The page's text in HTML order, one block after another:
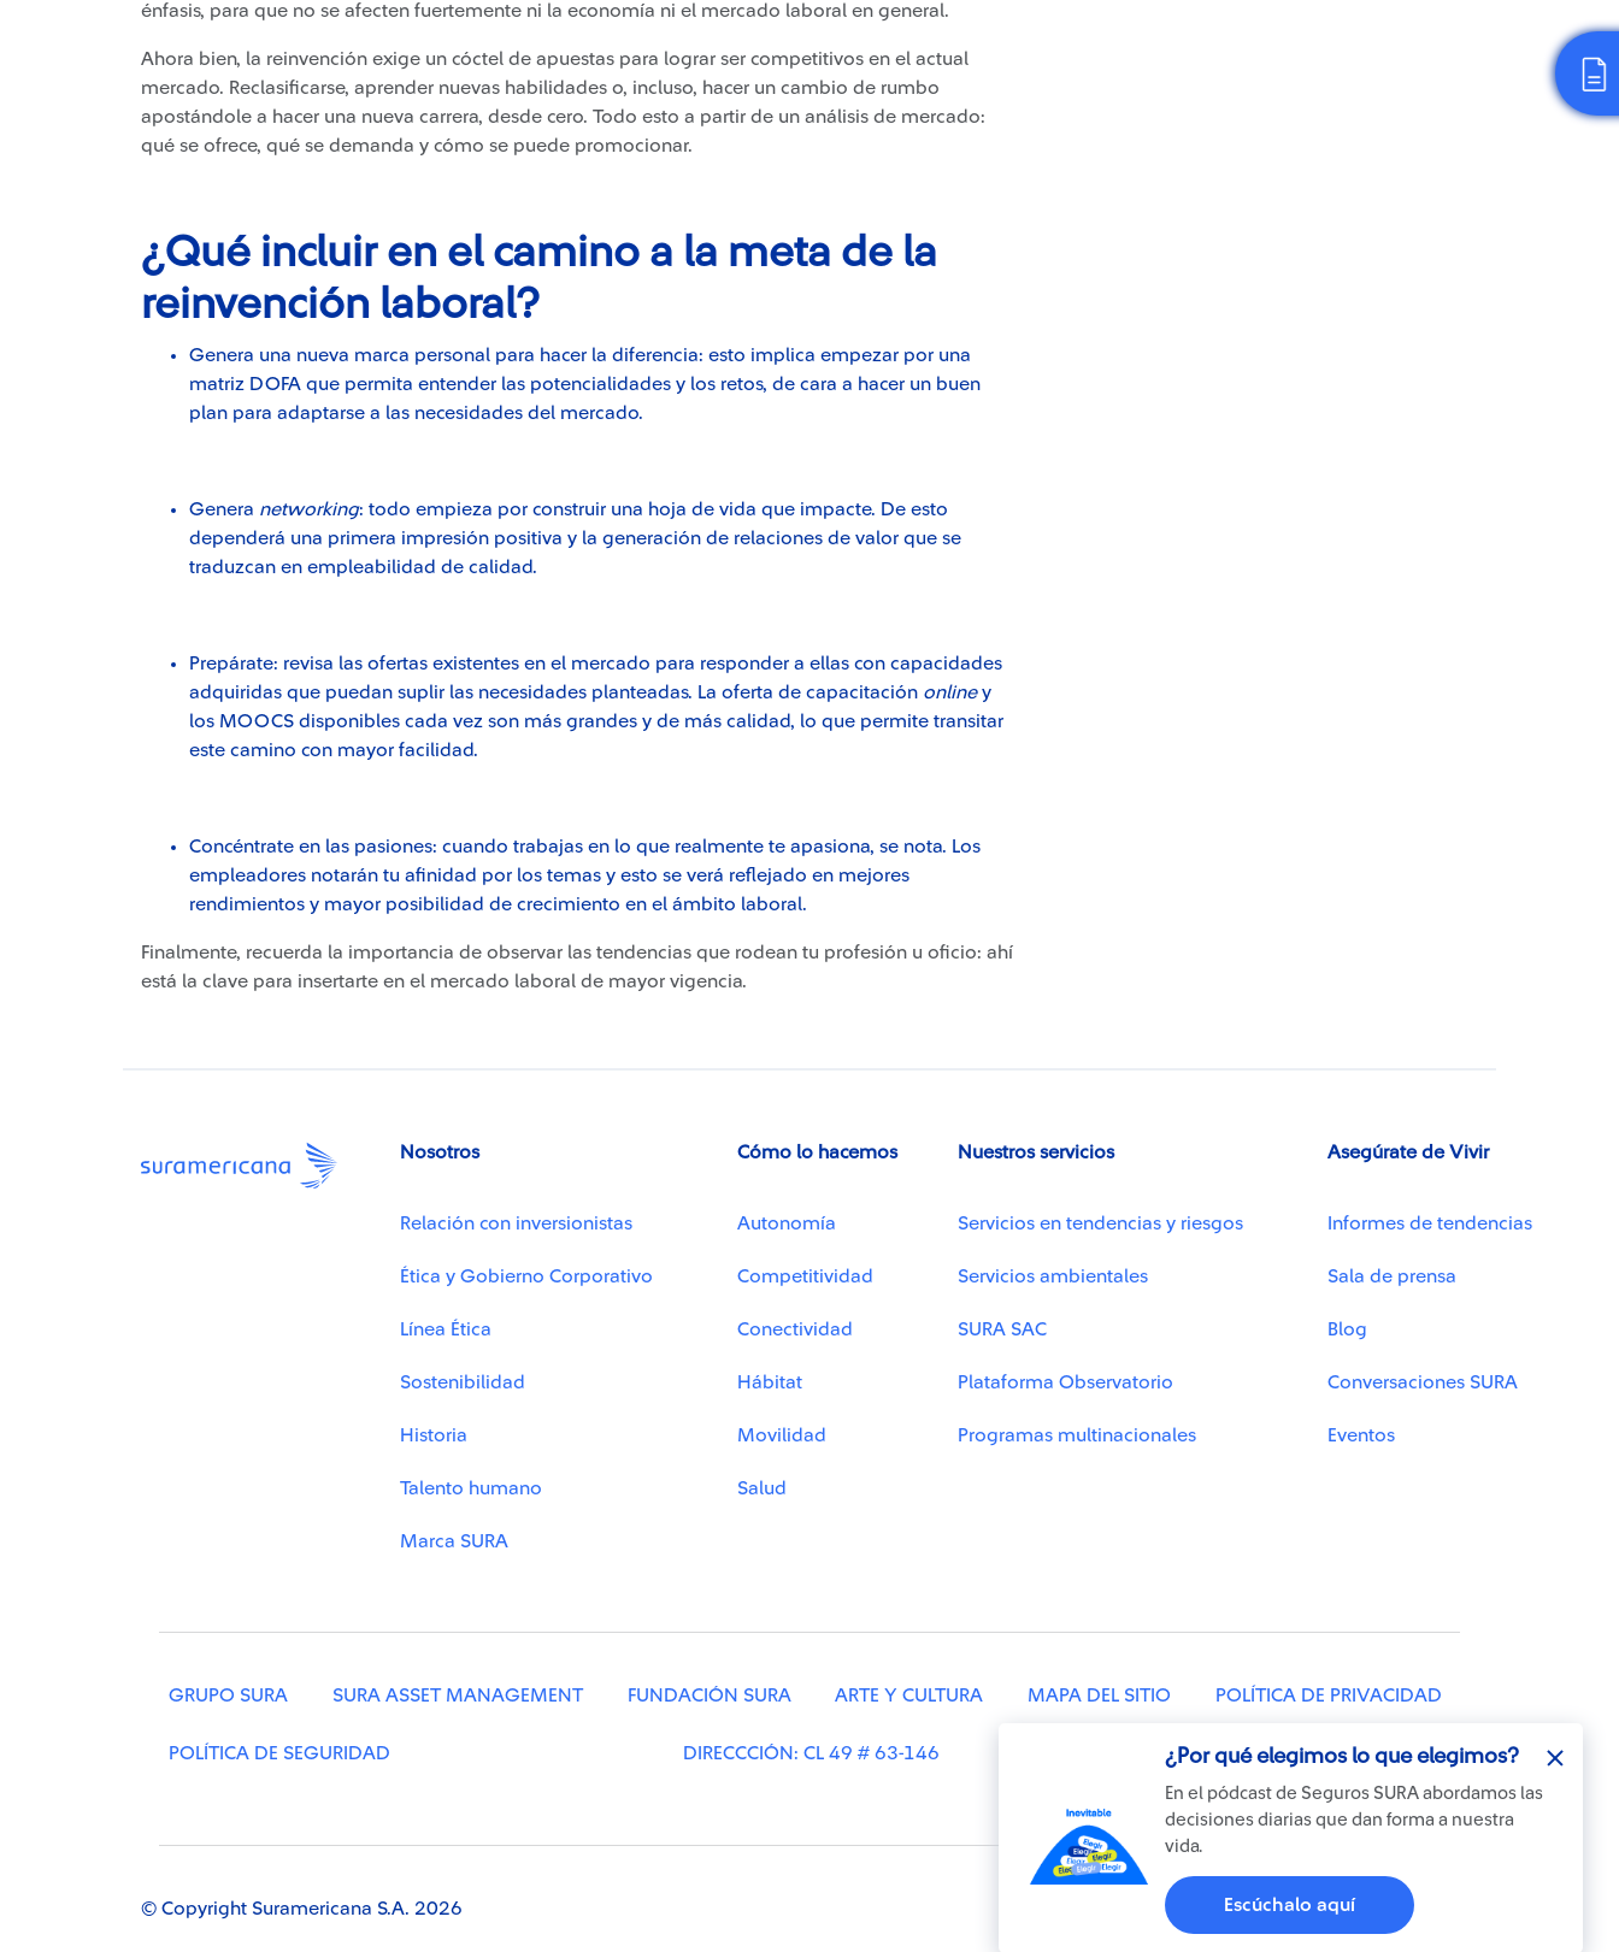
¿Por qué elegimos lo que elegimos?
En el pódcast de Seguros SURA abordamos las
decisiones diarias que dan forma a nuestra
vida.
Escúchalo aquí
énfasis, para que no se afecten fuertemente ni la economía ni el mercado laboral en general.
Ahora bien, la reinvención exige un cóctel de apuestas para lograr ser competitivos en el actual
mercado. Reclasificarse, aprender nuevas habilidades o, incluso, hacer un cambio de rumbo
apostándole a hacer una nueva carrera, desde cero. Todo esto a partir de un análisis de mercado:
qué se ofrece, qué se demanda y cómo se puede promocionar.
¿Qué incluir en el camino a la meta de la
reinvención laboral?
Genera una nueva marca personal para hacer la diferencia: esto implica empezar por una
matriz DOFA que permita entender las potencialidades y los retos, de cara a hacer un buen
plan para adaptarse a las necesidades del mercado.
Genera networking: todo empieza por construir una hoja de vida que impacte. De esto
dependerá una primera impresión positiva y la generación de relaciones de valor que se
traduzcan en empleabilidad de calidad.
Prepárate: revisa las ofertas existentes en el mercado para responder a ellas con capacidades
adquiridas que puedan suplir las necesidades planteadas. La oferta de capacitación onliney
los MOOCS disponibles cada vez son más grandes y de más calidad, lo que permite transitar
este camino con mayor facilidad.
Concéntrate en las pasiones: cuando trabajas en lo que realmente te apasiona, se nota. Los
empleadores notarán tu afinidad por los temas y esto se verá reflejado en mejores
rendimientos y mayor posibilidad de crecimiento en el ámbito laboral.
Finalmente, recuerda la importancia de observar las tendencias que rodean tu profesión u oficio: ahí
está la clave para insertarte en el mercado laboral de mayor vigencia.
Nosotros
Relación con inversionistas
Ética y Gobierno Corporativo
Línea Ética
Sostenibilidad
Historia
Talento humano
Marca SURA
Cómo lo hacemos
Autonomía
Competitividad
Conectividad
Hábitat
Movilidad
Salud
Nuestros servicios
Servicios en tendencias y riesgos
Servicios ambientales
SURA SAC
Plataforma Observatorio
Programas multinacionales
Asegúrate de Vivir
Informes de tendencias
Sala de prensa
Blog
Conversaciones SURA
Eventos
GRUPO SURA SURA ASSET MANAGEMENT FUNDACIÓN SURA ARTE Y CULTURA MAPA DEL SITIO POLÍTICA DE PRIVACIDAD
POLÍTICA DE SEGURIDAD DIRECCCIÓN: CL 49 # 63-146 TELÉFONO: 604 2602100
© Copyright Suramericana S.A. 2026 Otra más de